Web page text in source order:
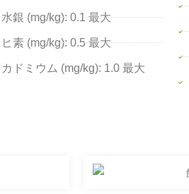
水銀 (mg/kg): 0.1 最大
ヒ素 (mg/kg): 0.5 最大
カドミウム (mg/kg): 1.0 最大